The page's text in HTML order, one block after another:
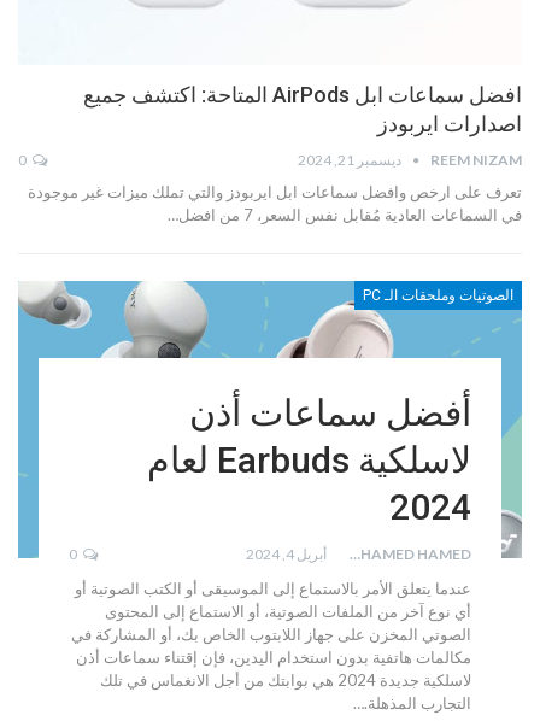
افضل سماعات ابل AirPods المتاحة: اكتشف جميع
اصدارات ايربودز
REEM NIZAM ديسمبر 21, 2024
تعرف على ارخص وافضل سماعات ابل ايربودز والتي تملك ميزات غير موجودة
في السماعات العادية مُقابل نفس السعر، 7 من افضل…
الصوتيات وملحقات الـ PC
أفضل سماعات أذن
لاسلكية Earbuds لعام
2024
MOHAMED HAMED أبريل 4, 2024 0
عندما يتعلق الأمر بالاستماع إلى الموسيقى أو الكتب الصوتية أو
أي نوع آخر من الملفات الصوتية، أو الاستماع إلى المحتوى
الصوتي المخزن على جهاز اللابتوب الخاص بك، أو المشاركة في
مكالمات هاتفية بدون استخدام اليدين، فإن إقتناء سماعات أذن
لاسلكية جديدة 2024 هي بوابتك من أجل الانغماس في تلك
التجارب المذهلة.…